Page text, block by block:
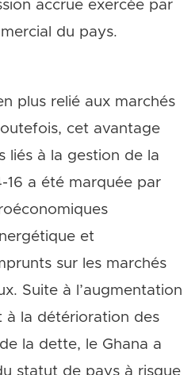
accrue exercée par
du pays.
plus relié aux marchés
cet avantage
liés à la gestion de la
16 a été marquée par
et
sur les marchés
Suite à l’augmentation
à la détérioration des
la dette, le Ghana a
statut de pays à risque